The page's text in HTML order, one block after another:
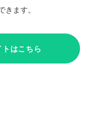
ます。
はこちら